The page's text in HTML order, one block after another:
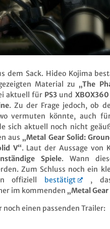
dem Sack. Hideo Kojima
Material zu„The
aktuell für PS3 und XBOX360
. Zu der Frage jedoch, ob
vermuten könnte, auch
sich aktuell noch nicht
aus„Metal Gear Solid:
V“. Laut der Aussage von
Spiele. Wann
Zum Schluss noch ein
offiziell bestätigt ,
im kommenden „Metal Gear
einen passenden Trailer: